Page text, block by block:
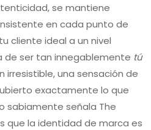
se mantiene
en cada punto de
cliente ideal a un nivel
de ser tan innegablemente tú
irresistible, una sensación de
exactamente lo que
sabiamente señala The
que la identidad de marca es